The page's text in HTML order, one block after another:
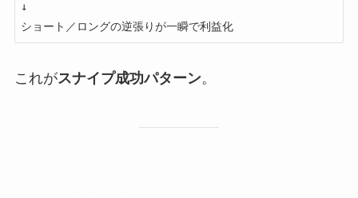
↓
ショート／ロングの逆張りが一瞬で利益化
これがスナイプ成功パターン。